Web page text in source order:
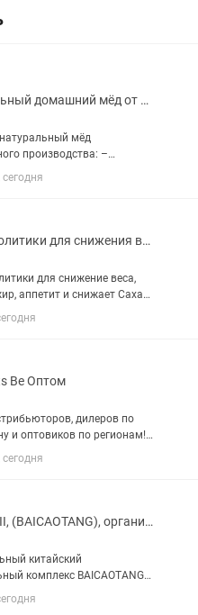
Натуральный домашний мёд от пасечника/Таза үй балы бал ара шаруашылығынан
мёд
производства: –
мёд (мягкий вкус,
пищеварения) – 1 кг –
– 1 кг – 3200 тг –
Про липолитики для снижения веса оптом и в розницу оригинал
для снижение веса,
аппетит и снижает Сахар
энергию. На травах .
розницу . Оптом от 15 пачек
Be Оптом
дилеров по
и оптовиков по регионам!
в Южной Корее
напиток, производящийся из
добавлением молока. В...
Ист Пур II, (BAICAOTANG), органический продукт
китайский
комплекс BAICAOTANG
растительных